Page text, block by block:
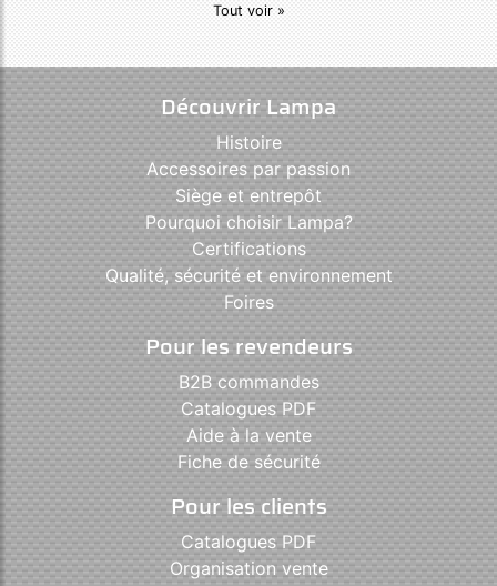
Tout voir »
Découvrir Lampa
Histoire
Accessoires par passion
Siège et entrepôt
Pourquoi choisir Lampa?
Certifications
Qualité, sécurité et environnement
Foires
Pour les revendeurs
B2B commandes
Catalogues PDF
Aide à la vente
Fiche de sécurité
Pour les clients
Catalogues PDF
Organisation vente